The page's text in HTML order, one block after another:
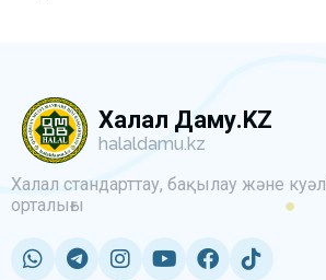
Халал Даму.KZ
halaldamu.kz
Халал стандарттау, бақылау және
орталығы